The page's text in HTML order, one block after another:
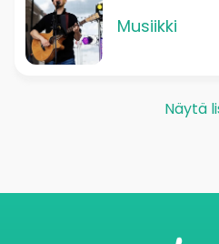
Musiikki
Näytä